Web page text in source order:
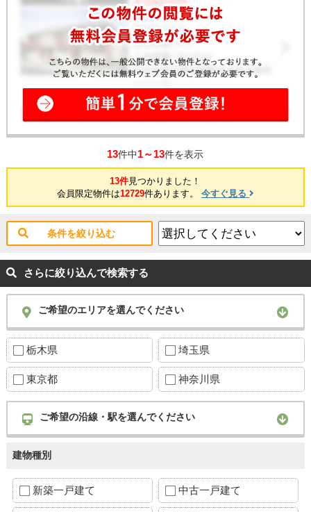
13件中1～13件を表示
13件見つかりました！
会員限定物件は12729件あります。 今すぐ見る
条件を絞り込む
さらに絞り込んで検索する
ご希望のエリアを選んでください
栃木県 埼玉県
東京都 神奈川県
ご希望の沿線・駅を選んでください
建物種別
新築一戸建て 中古一戸建て